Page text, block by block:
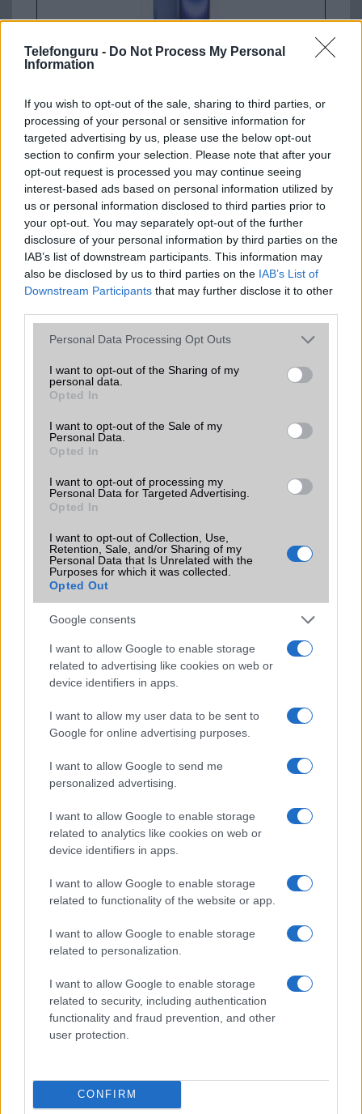
Telefonguru - Do Not Process My Personal
Information
If you wish to opt-out of the sale, sharing to third parties, or
processing of your personal or sensitive information for
targeted advertising by us, please use the below opt-out
section to confirm your selection. Please note that after your
opt-out request is processed you may continue seeing
interest-based ads based on personal information utilized by
us or personal information disclosed to third parties prior to
your opt-out. You may separately opt-out of the further
disclosure of your personal information by third parties on the
IAB’s list of downstream participants. This information may
also be disclosed by us to third parties on the IAB’s List of
Downstream Participants that may further disclose it to other
Please note that this website/app uses one or more Google
not limited to your visit or usage behaviour. You may click to
grant or deny consent to Google and its third-party tags to
use your data for below specified purposes in below Google
consent section.
Personal Data Processing Opt Outs
I want to opt-out of the Sharing of my
personal data.
Opted In
I want to opt-out of the Sale of my
Personal Data.
Opted In
I want to opt-out of processing my
Personal Data for Targeted Advertising.
Opted In
I want to opt-out of Collection, Use,
Retention, Sale, and/or Sharing of my
Personal Data that Is Unrelated with the
Purposes for which it was collected.
Opted Out
Google consents
I want to allow Google to enable storage
related to advertising like cookies on web or
device identifiers in apps.
I want to allow my user data to be sent to
Google for online advertising purposes.
I want to allow Google to send me
personalized advertising.
I want to allow Google to enable storage
related to analytics like cookies on web or
device identifiers in apps.
I want to allow Google to enable storage
related to functionality of the website or app.
I want to allow Google to enable storage
related to personalization.
I want to allow Google to enable storage
related to security, including authentication
functionality and fraud prevention, and other
user protection.
CONFIRM
Nyugati GSM
Számos népszerű Samsung Galaxy
készülék kimarad a One UI 9
frissítésből – itt a lista az érintett
modellekről
2026.06.30 | Phone Arena
A One UI 9 érkezése új mesterséges intelligencia-
funkciókat és továbbfejlesztett kezelőfelületet hoz,
azonban több korábbi csúcskategóriás és középkategóriás
Galaxy készülék számára ez lesz az út vége.
iPhone 18 bemutató dátum - ekkor
rántja le a leplet az Apple az új
2026.06.29
| Phone Arena
A szeptemberi eseményen az iPhone 18 Pro modellek
bemutatkozhat, miközben az áremelésekről szóló
találgatások továbbra is beárnyékolják a rajtot.
Az Android rejtett automatizmusai: hat
funkció, amely észrevétlenül könnyíti
meg a mindennapokat
2026.06.14| Android Police
Sok felhasználó külön alkalmazásokra esküszik, pedig az
Android már évek óta olyan intelligens funkciókat kínál,
amelyek maguktól dolgoznak a háttérben.
Ez a rejtett Samsung funkció teljesen
megváltoztatja a mobilhasználatot –
sokan mégsem tudnak róla
2026.07.12| Android Central
jelentősen felgyorsítja a mindennapi használatot,
miközben a Pixel telefonokból továbbra is hiányzik.
KAPCSOLÓDÓ HÍREK
További hírek
Számos népszerű Samsung Galaxy készülék kimarad a One
UI 9 frissítésből – itt a lista az érintett modellekről
Az Android rejtett automatizmusai: hat funkció, amely